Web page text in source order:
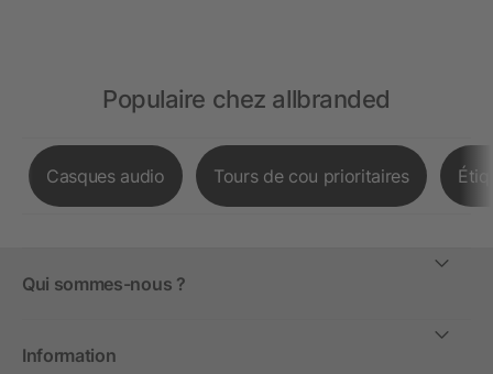
Populaire chez allbranded
Casques audio Tours de cou prioritaires
Qui sommes-nous ?
Information